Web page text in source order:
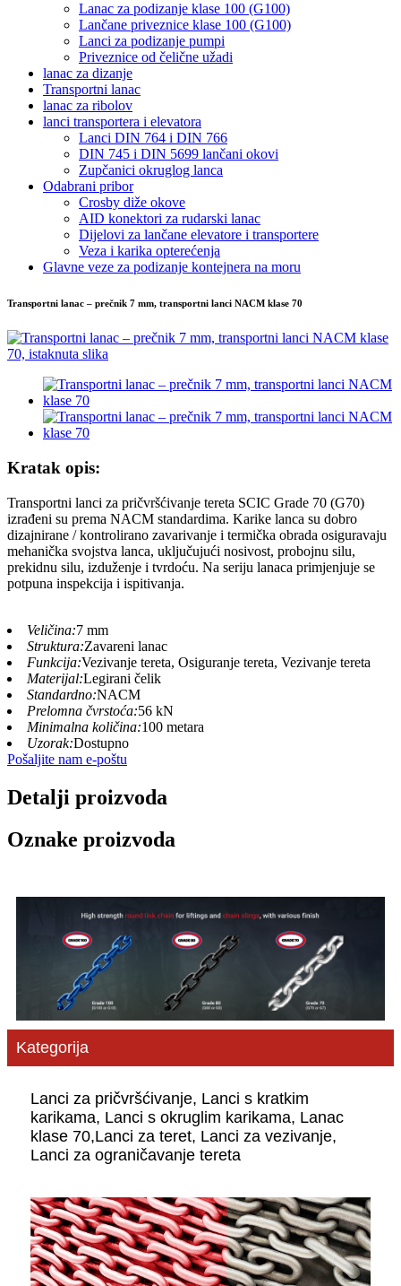
Lanac za podizanje klase 100 (G100)
Lančane priveznice klase 100 (G100)
Lanci za podizanje pumpi
Priveznice od čelične užadi
lanac za dizanje
Transportni lanac
lanac za ribolov
lanci transportera i elevatora
Lanci DIN 764 i DIN 766
DIN 745 i DIN 5699 lančani okovi
Zupčanici okruglog lanca
Odabrani pribor
Crosby diže okove
AID konektori za rudarski lanac
Dijelovi za lančane elevatore i transportere
Veza i karika opterećenja
Glavne veze za podizanje kontejnera na moru
Transportni lanac – prečnik 7 mm, transportni lanci NACM klase 70
Kratak opis:
Transportni lanci za pričvršćivanje tereta SCIC Grade 70 (G70)
izrađeni su prema NACM standardima. Karike lanca su dobro
dizajnirane / kontrolirano zavarivanje i termička obrada osiguravaju
mehanička svojstva lanca, uključujući nosivost, probojnu silu,
prekidnu silu, izduženje i tvrdoću. Na seriju lanaca primjenjuje se
potpuna inspekcija i ispitivanja.
Veličina:7 mm
Struktura:Zavareni lanac
Funkcija:Vezivanje tereta, Osiguranje tereta, Vezivanje tereta
Materijal:Legirani čelik
Standardno:NACM
Prelomna čvrstoća:56 kN
Minimalna količina:100 metara
Uzorak:Dostupno
Pošaljite nam e-poštu
Detalji proizvoda
Oznake proizvoda
Kategorija
Lanci za pričvršćivanje, Lanci s kratkim
karikama, Lanci s okruglim karikama, Lanac
klase 70,Lanci za teret, Lanci za vezivanje,
Lanci za ograničavanje tereta